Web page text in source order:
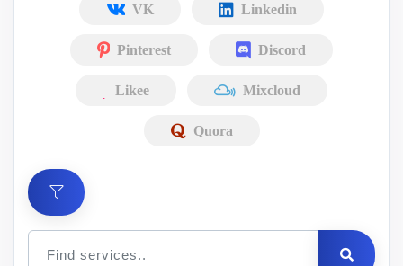
VK Linkedin
Pinterest Discord
Likee Mixcloud
Quora